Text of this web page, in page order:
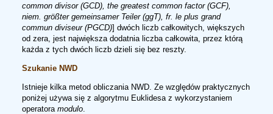
common divisor (GCD), the greatest common factor (GCF),
niem. größter gemeinsamer Teiler (ggT), fr. le plus grand
commun diviseur (PGCD)] dwóch liczb całkowitych, większych
od zera, jest największa dodatnia liczba całkowita, przez którą
każda z tych dwóch liczb dzieli się bez reszty.
Szukanie NWD
Istnieje kilka metod obliczania NWD. Ze względów praktycznych
poniżej używa się z algorytmu Euklidesa z wykorzystaniem
operatora modulo.